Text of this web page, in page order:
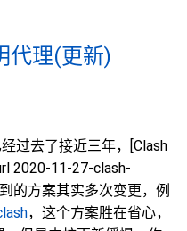
代理(更新)
过去了接近三年，[Clash
2020-11-27-clash-
的方案其实多次变更，例
，这个方案胜在省心，